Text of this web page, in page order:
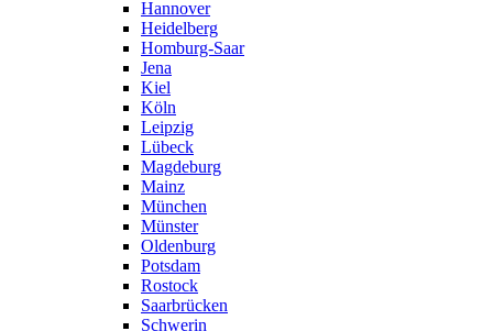
Hannover
Heidelberg
Homburg-Saar
Jena
Kiel
Köln
Leipzig
Lübeck
Magdeburg
Mainz
München
Münster
Oldenburg
Potsdam
Rostock
Saarbrücken
Schwerin